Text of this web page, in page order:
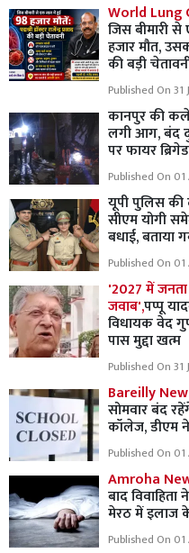
World Lung
जिस बीमारी
हजार मौत,
की बड़ी
Published On 31
कानपुर की
लगी आग, बंद
पर फायर
Published On
यूपी पुलिस की
सीएम योगी
बधाई, बताया
Published On
'2027 में जनता
जवाब',पप्पू
विधायक वेद
पास मुद्दा खत्म
Published On
Bareilly
सोमवार बंद
कॉलेज, डीएम
Published On
Amroha
बाद विवाहिता
मेरठ में इलाज
Published On